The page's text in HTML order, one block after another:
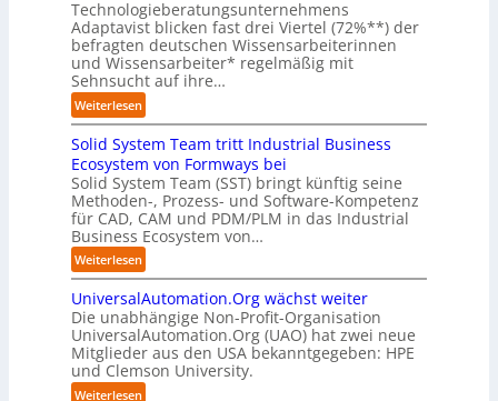
i
s
i
e
r
u
n
g
s
l
ö
s
u
n
g
e
n
I
n
d
u
s
t
r
i
e
a
u
t
o
m
a
t
i
s
i
e
r
g
e
n
ü
b
e
n
i
c
h
t
-
e
u
r
o
p
ä
i
s
r
O
r
i
e
n
t
i
e
r
u
n
g
s
s
i
s
t
e
n
t
e
n
a
l
s
e
r
s
t
e
A
n
l
Technologieberatungsunternehmens
Adaptavist blicken fast drei Viertel (72%**) der
befragten deutschen Wissensarbeiterinnen
und Wissensarbeiter* regelmäßig mit
Sehnsucht auf ihre…
Weiterlesen:
W
a
r
u
m
s
i
h
m
a
n
c
h
e
Solid System Team tritt Industrial Business
Ecosystem von Formways bei
Solid System Team (SST) bringt künftig seine
Methoden-, Prozess- und Software-Kompetenz
für CAD, CAM und PDM/PLM in das Industrial
Business Ecosystem von…
Weiterlesen:
S
o
l
i
d
S
UniversalAutomation.Org wächst weiter
Die unabhängige Non-Profit-Organisation
UniversalAutomation.Org (UAO) hat zwei neue
Mitglieder aus den USA bekanntgegeben: HPE
und Clemson University.
Weiterlesen: